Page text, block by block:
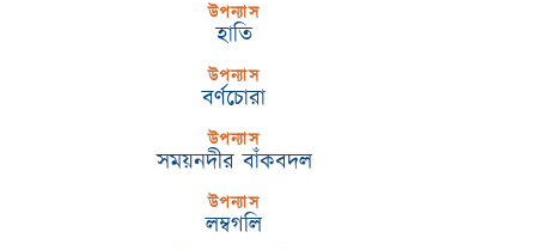
উপন্যাস
হাতি
উপন্যাস
বর্ণচোরা
উপন্যাস
সময়নদীর বাঁকবদল
উপন্যাস
লম্বগলি